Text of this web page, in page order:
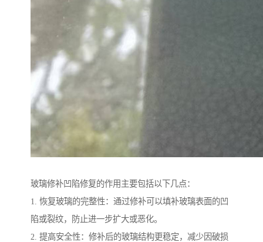
玻璃修补凹陷修复的作用主要包括以下几点：
1. 恢复玻璃的完整性：通过修补可以填补玻璃表面的凹
陷或裂纹，防止进一步扩大或恶化。
2. 提高安全性：修补后的玻璃结构更稳定，减少因破损